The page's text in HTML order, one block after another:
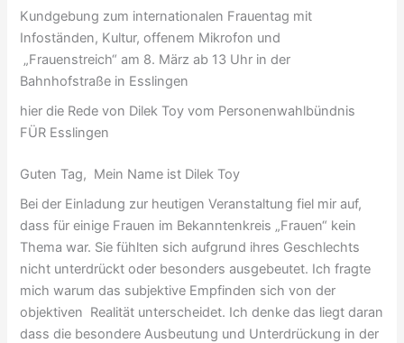
Kundgebung zum internationalen Frauentag mit
Infoständen, Kultur, offenem Mikrofon und
„Frauenstreich“ am 8. März ab 13 Uhr in der
Bahnhofstraße in Esslingen
hier die Rede von Dilek Toy vom Personenwahlbündnis
FÜR Esslingen
Guten Tag, Mein Name ist Dilek Toy
Bei der Einladung zur heutigen Veranstaltung fiel mir auf,
dass für einige Frauen im Bekanntenkreis „Frauen“ kein
Thema war. Sie fühlten sich aufgrund ihres Geschlechts
nicht unterdrückt oder besonders ausgebeutet. Ich fragte
mich warum das subjektive Empfinden sich von der
objektiven Realität unterscheidet. Ich denke das liegt daran
dass die besondere Ausbeutung und Unterdrückung in der